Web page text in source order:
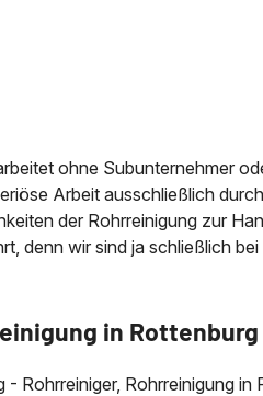
ohne Subunternehmer
Arbeit ausschließlich
der Rohrreinigung zur
denn wir sind ja schließlich bei
in Rottenburg
Rohrreiniger, Rohrreinigung